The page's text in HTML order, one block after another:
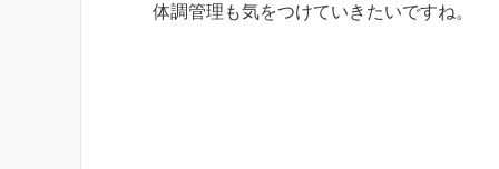
体調管理も気をつけていきたいですね。